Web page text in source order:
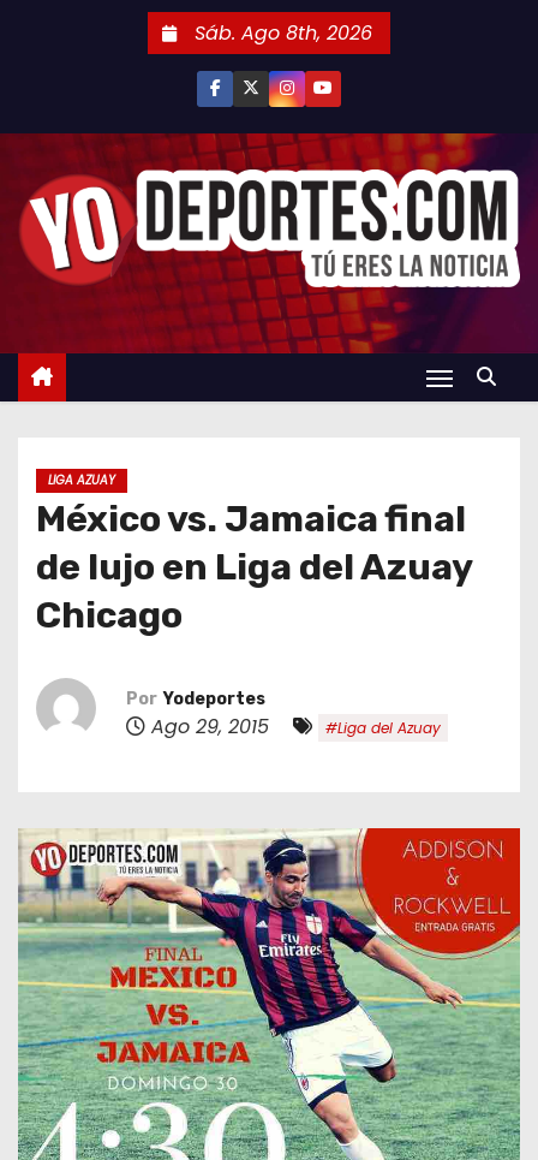
n
Sáb. Ago 8th, 2026
LIGA AZUAY
México vs. Jamaica final
de lujo en Liga del Azuay
Chicago
Por Yodeportes
Ago 29, 2015 #Liga del Azuay